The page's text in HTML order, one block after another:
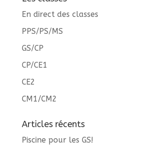
En direct des classes
PPS/PS/MS
GS/CP
CP/CE1
CE2
CM1/CM2
Articles récents
Piscine pour les GS!